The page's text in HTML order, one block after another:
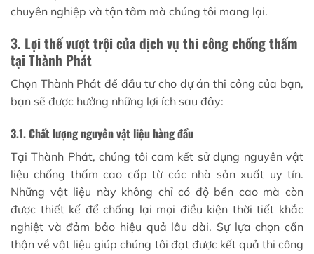
chuyên nghiệp và tận tâm mà chúng tôi mang lại.
3. Lợi thế vượt trội của dịch vụ thi công chống thấm
tại Thành Phát
Chọn Thành Phát để đầu tư cho dự án thi công của bạn,
bạn sẽ được hưởng những lợi ích sau đây:
3.1. Chất lượng nguyên vật liệu hàng đầu
Tại Thành Phát, chúng tôi cam kết sử dụng nguyên vật
liệu chống thấm cao cấp từ các nhà sản xuất uy tín.
Những vật liệu này không chỉ có độ bền cao mà còn
được thiết kế để chống lại mọi điều kiện thời tiết khắc
nghiệt và đảm bảo hiệu quả lâu dài. Sự lựa chọn cẩn
thận về vật liệu giúp chúng tôi đạt được kết quả thi công